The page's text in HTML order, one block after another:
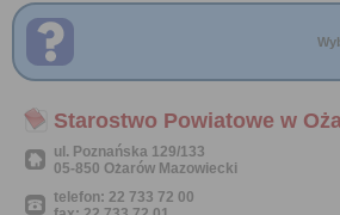
Starostwo Powiatowe w
ul. Poznańska 129/133
05-850 Ożarów Mazowiecki
telefon: 22 733 72 00